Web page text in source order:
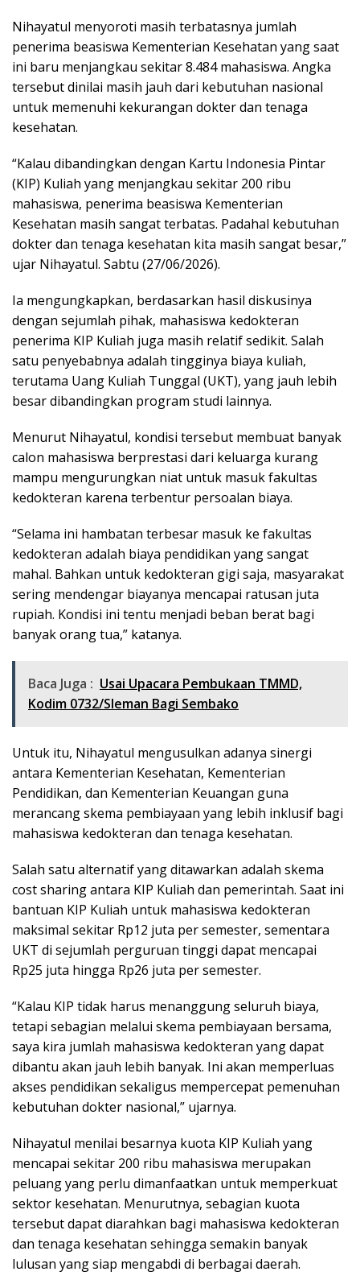
Nihayatul menyoroti masih terbatasnya jumlah
penerima beasiswa Kementerian Kesehatan yang saat
ini baru menjangkau sekitar 8.484 mahasiswa. Angka
tersebut dinilai masih jauh dari kebutuhan nasional
untuk memenuhi kekurangan dokter dan tenaga
kesehatan.
“Kalau dibandingkan dengan Kartu Indonesia Pintar
(KIP) Kuliah yang menjangkau sekitar 200 ribu
mahasiswa, penerima beasiswa Kementerian
Kesehatan masih sangat terbatas. Padahal kebutuhan
dokter dan tenaga kesehatan kita masih sangat besar,”
ujar Nihayatul. Sabtu (27/06/2026).
Ia mengungkapkan, berdasarkan hasil diskusinya
dengan sejumlah pihak, mahasiswa kedokteran
penerima KIP Kuliah juga masih relatif sedikit. Salah
satu penyebabnya adalah tingginya biaya kuliah,
terutama Uang Kuliah Tunggal (UKT), yang jauh lebih
besar dibandingkan program studi lainnya.
Menurut Nihayatul, kondisi tersebut membuat banyak
calon mahasiswa berprestasi dari keluarga kurang
mampu mengurungkan niat untuk masuk fakultas
kedokteran karena terbentur persoalan biaya.
“Selama ini hambatan terbesar masuk ke fakultas
kedokteran adalah biaya pendidikan yang sangat
mahal. Bahkan untuk kedokteran gigi saja, masyarakat
sering mendengar biayanya mencapai ratusan juta
rupiah. Kondisi ini tentu menjadi beban berat bagi
banyak orang tua,” katanya.
Baca Juga : Usai Upacara Pembukaan TMMD,
Kodim 0732/Sleman Bagi Sembako
Untuk itu, Nihayatul mengusulkan adanya sinergi
antara Kementerian Kesehatan, Kementerian
Pendidikan, dan Kementerian Keuangan guna
merancang skema pembiayaan yang lebih inklusif bagi
mahasiswa kedokteran dan tenaga kesehatan.
Salah satu alternatif yang ditawarkan adalah skema
cost sharing antara KIP Kuliah dan pemerintah. Saat ini
bantuan KIP Kuliah untuk mahasiswa kedokteran
maksimal sekitar Rp12 juta per semester, sementara
UKT di sejumlah perguruan tinggi dapat mencapai
Rp25 juta hingga Rp26 juta per semester.
“Kalau KIP tidak harus menanggung seluruh biaya,
tetapi sebagian melalui skema pembiayaan bersama,
saya kira jumlah mahasiswa kedokteran yang dapat
dibantu akan jauh lebih banyak. Ini akan memperluas
akses pendidikan sekaligus mempercepat pemenuhan
kebutuhan dokter nasional,” ujarnya.
Nihayatul menilai besarnya kuota KIP Kuliah yang
mencapai sekitar 200 ribu mahasiswa merupakan
peluang yang perlu dimanfaatkan untuk memperkuat
sektor kesehatan. Menurutnya, sebagian kuota
tersebut dapat diarahkan bagi mahasiswa kedokteran
dan tenaga kesehatan sehingga semakin banyak
lulusan yang siap mengabdi di berbagai daerah.